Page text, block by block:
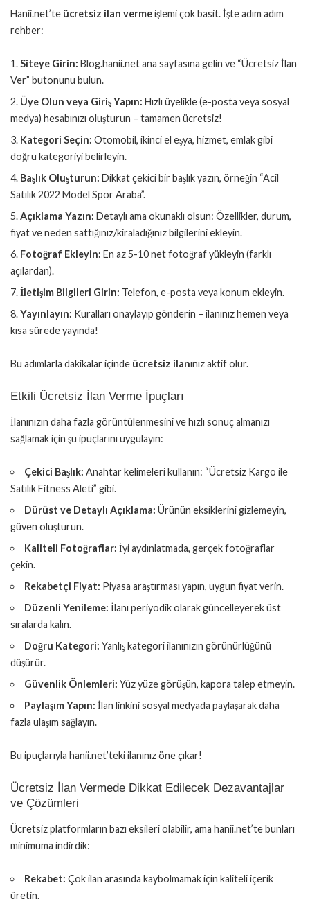
Hanii.net’te ücretsiz ilan vermeişlemi çok basit. İşte adım adım
rehber:
Siteye Girin: Blog.hanii.net ana sayfasına gelin ve “Ücretsiz İlan
Ver” butonunu bulun.
Üye Olun veya Giriş Yapın: Hızlı üyelikle (e-posta veya sosyal
medya) hesabınızı oluşturun – tamamen ücretsiz!
Kategori Seçin: Otomobil, ikinci el eşya, hizmet, emlak gibi
doğru kategoriyi belirleyin.
Başlık Oluşturun: Dikkat çekici bir başlık yazın, örneğin “Acil
Satılık 2022 Model Spor Araba”.
Açıklama Yazın: Detaylı ama okunaklı olsun: Özellikler, durum,
fiyat ve neden sattığınız/kiraladığınız bilgilerini ekleyin.
Fotoğraf Ekleyin: En az 5-10 net fotoğraf yükleyin (farklı
açılardan).
İletişim Bilgileri Girin: Telefon, e-posta veya konum ekleyin.
Yayınlayın: Kuralları onaylayıp gönderin – ilanınız hemen veya
kısa sürede yayında!
Bu adımlarla dakikalar içinde ücretsiz ilanınız aktif olur.
Etkili Ücretsiz İlan Verme İpuçları
İlanınızın daha fazla görüntülenmesini ve hızlı sonuç almanızı
sağlamak için şu ipuçlarını uygulayın:
Çekici Başlık: Anahtar kelimeleri kullanın: “Ücretsiz Kargo ile
Satılık Fitness Aleti” gibi.
Dürüst ve Detaylı Açıklama: Ürünün eksiklerini gizlemeyin,
güven oluşturun.
Kaliteli Fotoğraflar: İyi aydınlatmada, gerçek fotoğraflar
çekin.
Rekabetçi Fiyat: Piyasa araştırması yapın, uygun fiyat verin.
Düzenli Yenileme: İlanı periyodik olarak güncelleyerek üst
sıralarda kalın.
Doğru Kategori: Yanlış kategori ilanınızın görünürlüğünü
düşürür.
Güvenlik Önlemleri: Yüz yüze görüşün, kapora talep etmeyin.
Paylaşım Yapın: İlan linkini sosyal medyada paylaşarak daha
fazla ulaşım sağlayın.
Bu ipuçlarıyla hanii.net’teki ilanınız öne çıkar!
Ücretsiz İlan Vermede Dikkat Edilecek Dezavantajlar
ve Çözümleri
Ücretsiz platformların bazı eksileri olabilir, ama hanii.net’te bunları
minimuma indirdik:
Rekabet: Çok ilan arasında kaybolmamak için kaliteli içerik
üretin.